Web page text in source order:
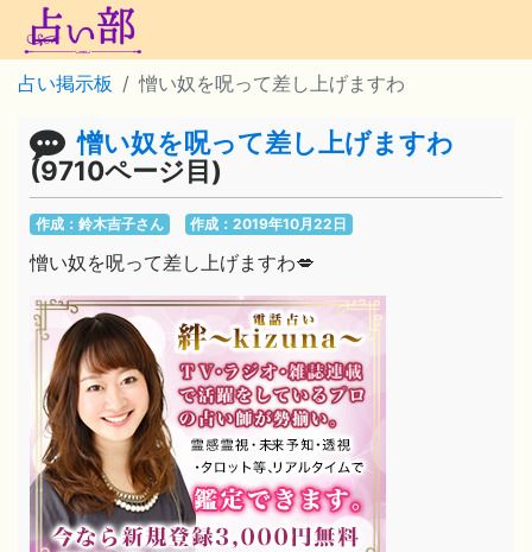
占い掲示板 憎い奴を呪って差し上げますわ
憎い奴を呪って差し上げますわ
(9710ページ目)
作成：鈴木吉子さん 作成：2019年10月22日
憎い奴を呪って差し上げますわ💋